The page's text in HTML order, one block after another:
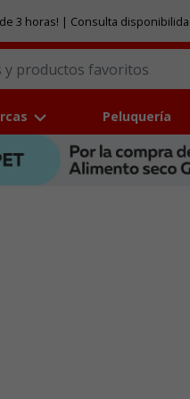
3 horas! | Consulta
Peluquería